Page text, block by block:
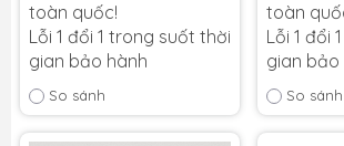
toàn quốc!
Lỗi 1 đổi 1 trong suốt thời
gian bảo hành
So sánh
toàn
Lỗi 1 đổi
gian bảo
So sánh